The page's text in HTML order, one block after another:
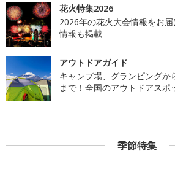
花火特集2026
2026年の花火大会情報をお
情報も掲載
アウトドアガイド
キャンプ場、グランピングか
まで！全国のアウトドアスポ
季節特集